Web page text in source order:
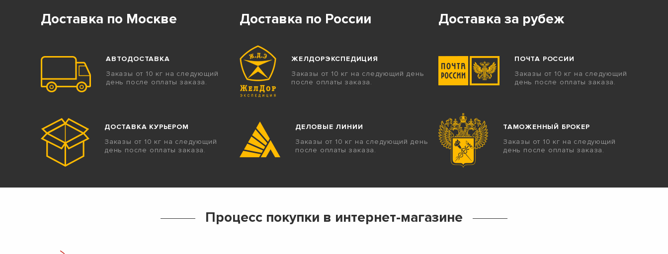
Доставка по Москве
АВТОДОСТАВКА
Заказы от 10 кг на следующий
день после оплаты заказа.
Доставка по России
ЖЕЛДОРЭКСПЕДИЦИЯ
Заказы от 10 кг на следующий день
после оплаты заказа.
Доставка за рубеж
ПОЧТА РОССИИ
Заказы от 10 кг на следующий
день после оплаты заказа.
ДОСТАВКА КУРЬЕРОМ
Заказы от 10 кг на следующий
день после оплаты заказа.
ДЕЛОВЫЕ ЛИНИИ
Заказы от 10 кг на следующий день
после оплаты заказа.
ТАМОЖЕННЫЙ БРОКЕР
Заказы от 10 кг на следующий
день после оплаты заказа.
Процесс покупки в интернет-магазине